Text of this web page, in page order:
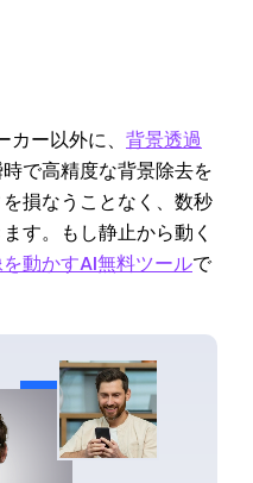
ー以外に、 背景透過
で高精度な背景除去を
損なうことなく、数秒
す。もし静止から動く
動かすAI無料ツールで